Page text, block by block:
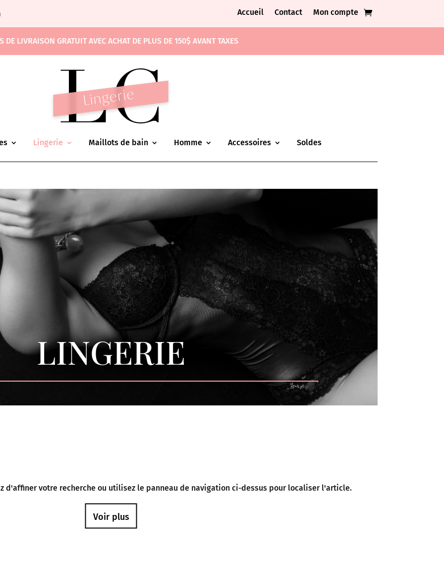
Accueil Contact Mon compte
DE LIVRAISON GRATUIT AVEC ACHAT DE PLUS DE 150$ AVANT TAXES
Lingerie Maillots de bain Homme Accessoires Soldes
LINGERIE
d'affiner votre recherche ou utilisez le panneau de navigation ci-dessus pour localiser l'article.
Voir plus